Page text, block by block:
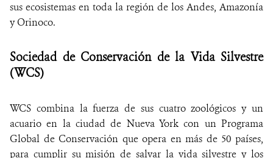
sus ecosistemas en toda la región de los Andes, Amazonía
y Orinoco.
Sociedad de Conservación de la Vida Silvestre
(WCS)
WCS combina la fuerza de sus cuatro zoológicos y un
acuario en la ciudad de Nueva York con un Programa
Global de Conservación que opera en más de 50 países,
para cumplir su misión de salvar la vida silvestre y los